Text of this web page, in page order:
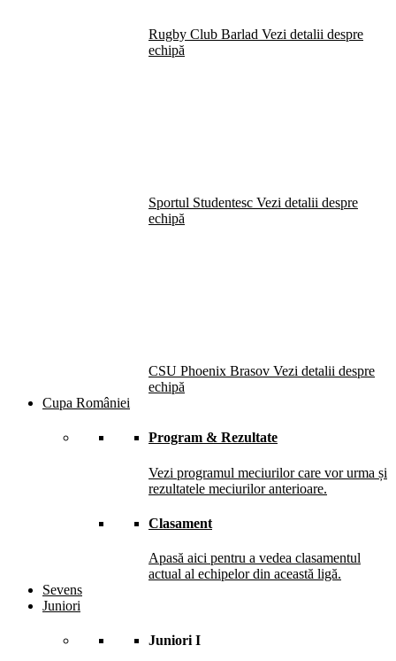
Rugby Club Barlad Vezi detalii despre
echipă
Sportul Studentesc Vezi detalii despre
echipă
CSU Phoenix Brasov Vezi detalii despre
echipă
Cupa României
Program & Rezultate
Vezi programul meciurilor care vor urma și
rezultatele meciurilor anterioare.
Clasament
Apasă aici pentru a vedea clasamentul
actual al echipelor din această ligă.
Sevens
Juniori
Juniori I